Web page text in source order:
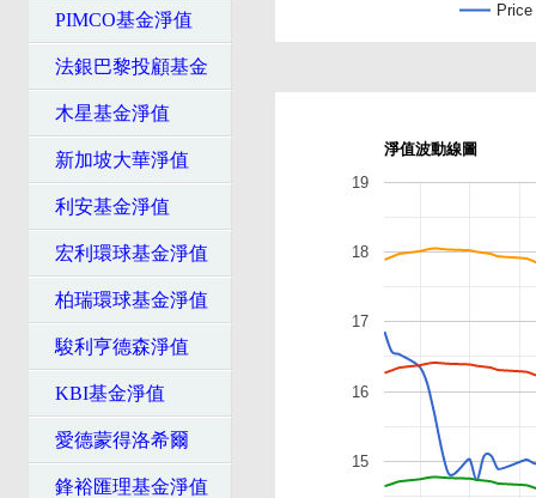
PIMCO基金淨值
法銀巴黎投顧基金
木星基金淨值
新加坡大華淨值
利安基金淨值
宏利環球基金淨值
柏瑞環球基金淨值
駿利亨德森淨值
KBI基金淨值
愛德蒙得洛希爾
鋒裕匯理基金淨值
Price
淨值波動線圖
15
16
17
18
19